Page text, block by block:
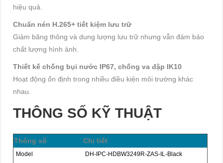
hiệu quả.
Chuẩn nén H.265+ tiết kiệm lưu trữ
Giảm băng thông và dung lượng lưu trữ nhưng vẫn đảm bảo
chất lượng hình ảnh.
Thiết kế chống bụi nước IP67, chống va đập IK10
Hoạt động ổn định trong nhiều điều kiện môi trường khác
nhau.
THÔNG SỐ KỸ THUẬT
Thông số Chi tiết
Model
DH-IPC-HDBW3249R-ZAS-IL-Black